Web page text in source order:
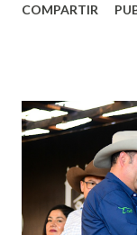
municipal, Leo
Corazón Urbano
informó que en
metros
Nieto, entre
lo que se aplicará
COMPARTIR